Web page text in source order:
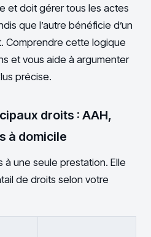
et doit gérer tous les actes
que l’autre bénéficie d’un
Comprendre cette logique
et vous aide à argumenter
précise.
droits : AAH,
à domicile
à une seule prestation. Elle
de droits selon votre